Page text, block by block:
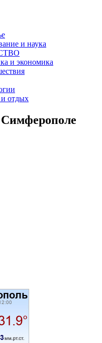
и наука
и экономика
отдых